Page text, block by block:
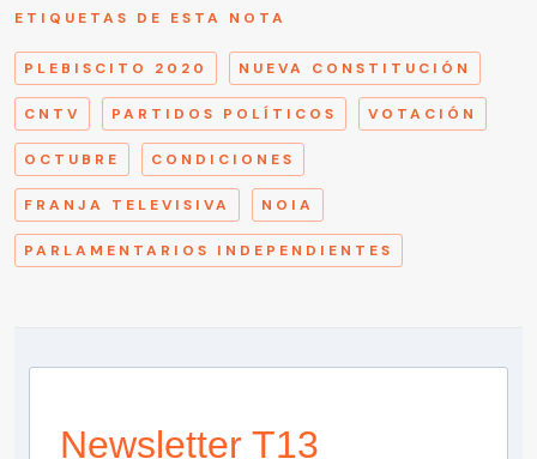
ETIQUETAS DE ESTA NOTA
PLEBISCITO 2020 NUEVA CONSTITUCIÓN
CNTV PARTIDOS POLÍTICOS VOTACIÓN
OCTUBRE CONDICIONES
FRANJA TELEVISIVA NOIA
PARLAMENTARIOS INDEPENDIENTES
Newsletter T13